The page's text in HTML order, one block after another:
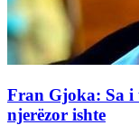
Fran Gjoka: Sa i
njerëzor ishte